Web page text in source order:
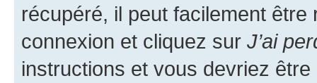
récupéré, il peut facilement
connexion et cliquez sur J’ai
instructions et vous devriez